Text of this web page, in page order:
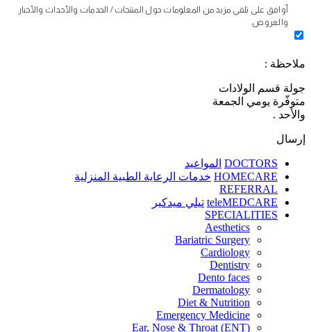
أوافق على تلقي مزيد من المعلومات حول المنتجات / الخدمات والأحداث والأخبار
والعروض.
ملاحظة :
جولة قسم الولادات
متوفّرة يومي الجمعة
والأحد .
إرسال
DOCTORS المواعيد
HOMECARE خدمات الرعاية الطبية المنزلية
REFERRAL
teleMEDCARE تيلي ميدكير
SPECIALITIES
Aesthetics
Bariatric Surgery
Cardiology
Dentistry
Dento faces
Dermatology
Diet & Nutrition
Emergency Medicine
Ear, Nose & Throat (ENT)